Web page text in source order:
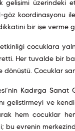
gelişimi üzerindeki
göz koordinasyonu
bir işe verme
etkinliği çocuklara
Her tuvalde bir
dönüştü. Çocuklar
Kadırga
geliştirmeyi ve
hem çocuklar
bu evrenin